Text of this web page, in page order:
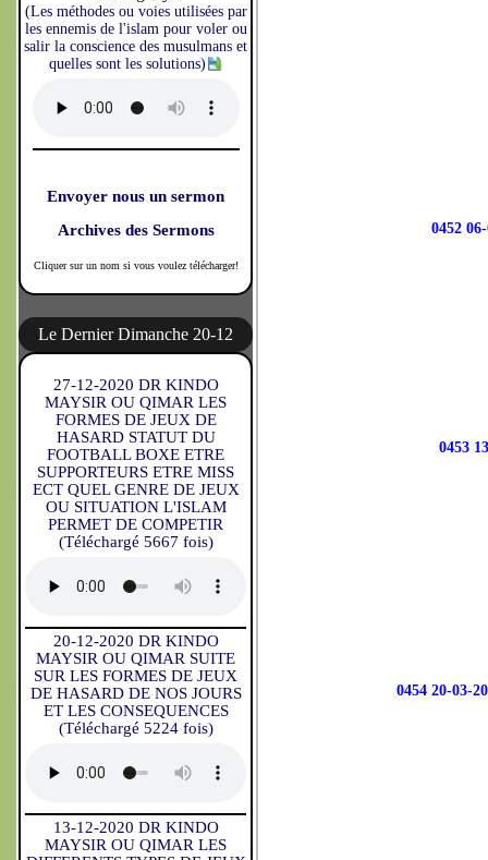
(Les méthodes ou voies utilisées par
les ennemis de l'islam pour voler ou
salir la conscience des musulmans et
quelles sont les solutions)
Envoyer nous un sermon
Archives des Sermons
Cliquer sur un nom si vous voulez télécharger!
Le Dernier Dimanche 20-12
27-12-2020 DR KINDO
MAYSIR OU QIMAR LES
FORMES DE JEUX DE
HASARD STATUT DU
FOOTBALL BOXE ETRE
SUPPORTEURS ETRE MISS
ECT QUEL GENRE DE JEUX
OU SITUATION L'ISLAM
PERMET DE COMPETIR
(Téléchargé 5667 fois)
20-12-2020 DR KINDO
MAYSIR OU QIMAR SUITE
SUR LES FORMES DE JEUX
DE HASARD DE NOS JOURS
ET LES CONSEQUENCES
(Téléchargé 5224 fois)
13-12-2020 DR KINDO
MAYSIR OU QIMAR LES
0452
0453
0454 20-03-